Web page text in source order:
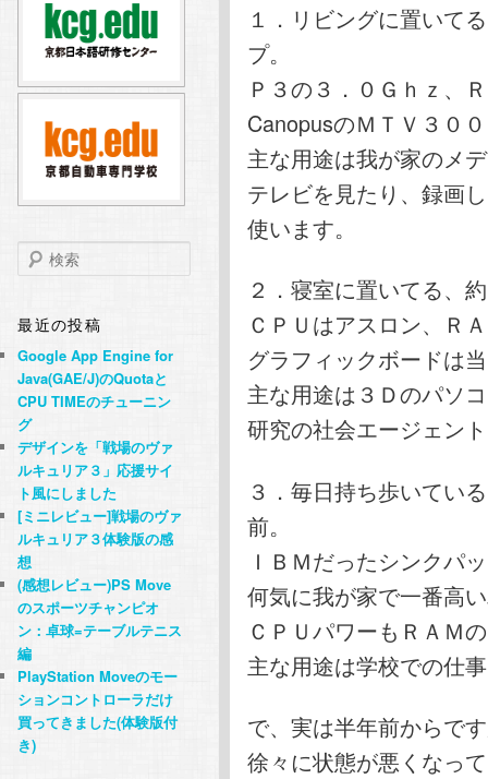
ツ
移
へ
動
１．リビングに置いて
プ。
Ｐ３の３．０Ｇｈｚ、
CanopusのＭＴＶ３０
主な用途は我が家のメ
テレビを見たり、録画
使います。
２．寝室に置いてる、
ＣＰＵはアスロン、Ｒ
グラフィックボードは
主な用途は３Ｄのパソ
研究の社会エージェン
３．毎日持ち歩いてい
前。
ＩＢＭだったシンクパ
何気に我が家で一番高
ＣＰＵパワーもＲＡＭ
主な用途は学校での仕
で、実は半年前からで
徐々に状態が悪くなっ
検
索
最近の投稿
Google App Engine for
Java(GAE/J)のQuotaと
CPU TIMEのチューニン
グ
デザインを「戦場のヴァ
ルキュリア３」応援サイ
ト風にしました
[ミニレビュー]戦場のヴァ
ルキュリア３体験版の感
想
(感想レビュー)PS Move
のスポーツチャンピオ
ン：卓球=テーブルテニス
編
PlayStation Moveのモー
ションコントローラだけ
買ってきました(体験版付
き)